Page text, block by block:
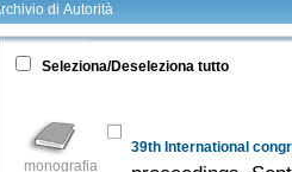
di Autorità
Tutto +
Seleziona/Deseleziona tutto
monografia
39th International